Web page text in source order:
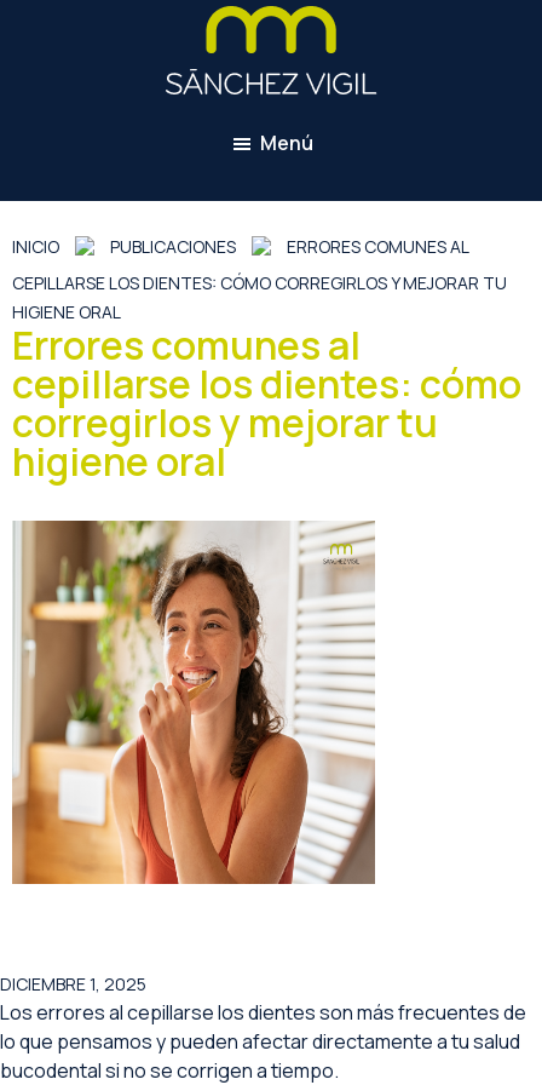
Gijón.
de
odontopediatría,
implantes
dentales,
estética
dental
Menú
INICIO PUBLICACIONES
ERRORES COMUNES AL
CEPILLARSE LOS DIENTES: CÓMO CORREGIRLOS Y MEJORAR TU
HIGIENE ORAL
Errores comunes al
cepillarse los dientes: cómo
corregirlos y mejorar tu
higiene oral
DICIEMBRE 1, 2025
Los errores al cepillarse los dientes son más frecuentes de
lo que pensamos y pueden afectar directamente a tu salud
bucodental si no se corrigen a tiempo.